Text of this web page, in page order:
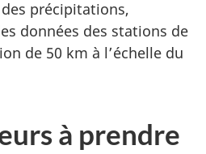
précipitations,
données des stations de
de 50 km à l’échelle du
à prendre